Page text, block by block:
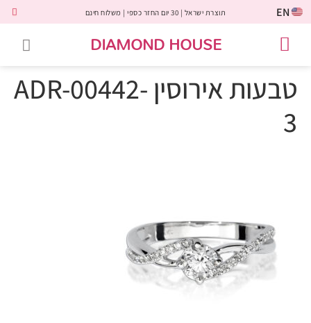
EN תוצרת ישראל | 30 יום החזר כספי | משלוח חינם
DIAMOND HOUSE
טבעות אירוסין ADR-00442-
3